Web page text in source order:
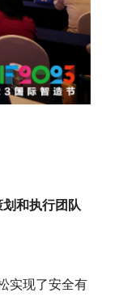
和执行团队
实现了安全有